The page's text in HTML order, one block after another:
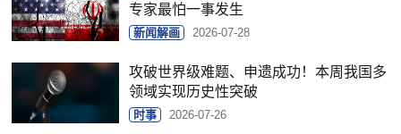
专家最怕一事发生
新闻解画 2026-07-28
攻破世界级难题、申遗成功！本周我国多
领域实现历史性突破
时事 2026-07-26